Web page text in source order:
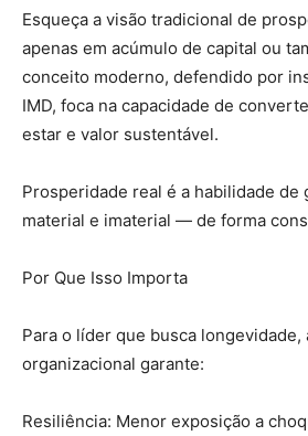
Esqueça a visão tradicional de
apenas em acúmulo de capital ou
conceito moderno, defendido por
IMD, foca na capacidade de
estar e valor sustentável.
Prosperidade real é a habilidade
material e imaterial — de forma
Por Que Isso Importa
Para o líder que busca longevidade,
organizacional garante:
Resiliência: Menor exposição a